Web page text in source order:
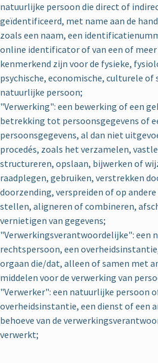
natuurlijke persoon die direct of
geïdentificeerd, met name aan de
zoals een naam, een
online identificator of van een of
kenmerkend zijn voor de fysieke,
psychische, economische, culturele
natuurlijke persoon;
"Verwerking": een bewerking of een
betrekking tot persoonsgegevens of
persoonsgegevens, al dan niet
procedés, zoals het verzamelen,
structureren, opslaan, bijwerken of
raadplegen, gebruiken, verstrekken
doorzending, verspreiden of op
stellen, aligneren of combineren,
vernietigen van gegevens;
"Verwerkingsverantwoordelijke": een
rechtspersoon, een
orgaan die/dat, alleen of samen met
middelen voor de verwerking van
"Verwerker": een natuurlijke persoon
overheidsinstantie, een dienst of een
behoeve van de
verwerkt;